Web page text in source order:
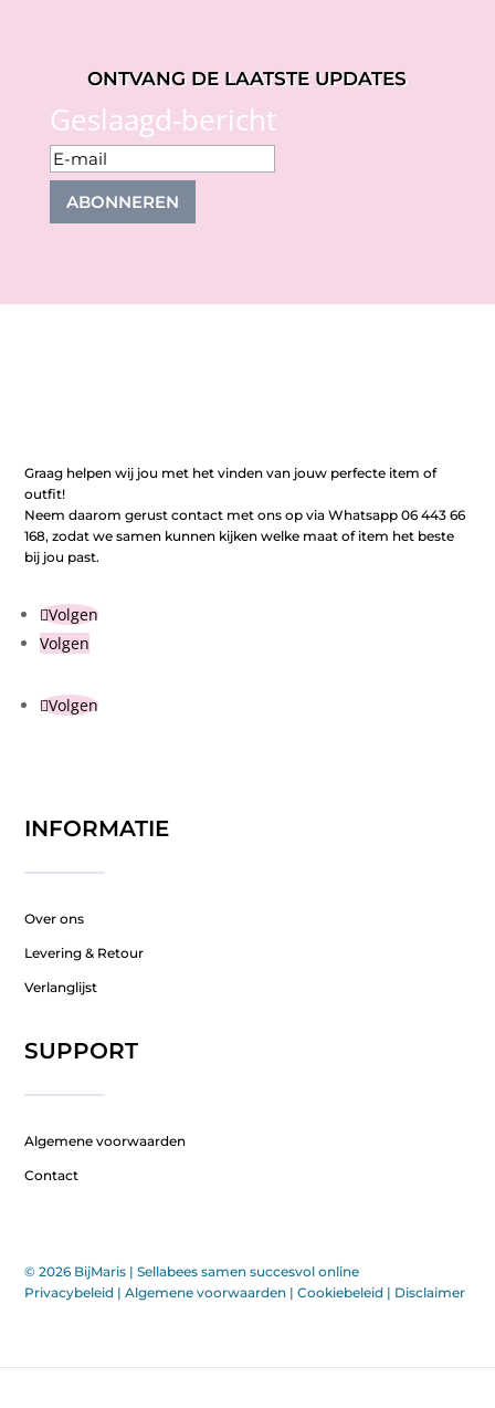
ONTVANG DE LAATSTE UPDATES
Geslaagd-bericht
ABONNEREN
Graag helpen wij jou met het vinden van jouw perfecte item of
outfit!
Neem daarom gerust contact met ons op via Whatsapp 06 443 66
168, zodat we samen kunnen kijken welke maat of item het beste
bij jou past.
Volgen
Volgen
Volgen
INFORMATIE
Over ons
Levering & Retour
Verlanglijst
SUPPORT
Algemene voorwaarden
Contact
© 2026 BijMaris |Sellabees samen succesvol online
Privacybeleid |Algemene voorwaarden |Cookiebeleid | Disclaimer